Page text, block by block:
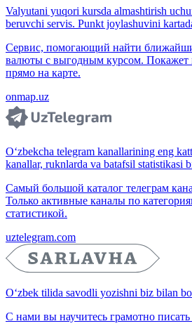
Valyutani yuqori kursda almashtirish
beruvchi servis. Punkt joylashuvini
Сервис, помогающий найти
валюты с выгодным курсом. Покажет
прямо на карте.
onmap.uz
O‘zbekcha telegram kanallarining eng
kanallar, ruknlarda va batafsil statistikasi
Самый большой каталог телеграм
Только активные каналы по
статистикой.
uztelegram.com
O‘zbek tilida savodli yozishni biz bilan
С нами вы научитесь грамотно писать